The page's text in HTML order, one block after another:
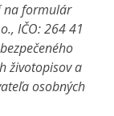
na formulár
IČO: 264 41
životopisov a
osobných